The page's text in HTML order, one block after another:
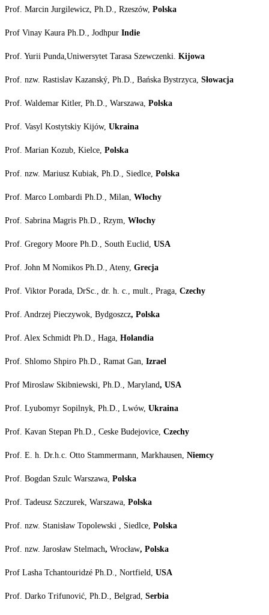
Prof. Marcin Jurgilewicz, Ph.D., Rzeszów, Polska
Prof Vinay Kaura Ph.D., Jodhpur Indie
Prof. Yurii Punda,Uniwersytet Tarasa Szewczenki. Kijowa
Prof. nzw. Rastislav Kazanský, Ph.D., Bańska Bystrzyca, Słowacja
Prof. Waldemar Kitler, Ph.D., Warszawa, Polska
Prof. Vasyl Kostytskiy Kijów, Ukraina
Prof. Marian Kozub, Kielce, Polska
Prof. nzw. Mariusz Kubiak, Ph.D., Siedlce, Polska
Prof. Marco Lombardi Ph.D., Milan, Włochy
Prof. Sabrina Magris Ph.D., Rzym, Włochy
Prof. Gregory Moore Ph.D., South Euclid, USA
Prof. John M Nomikos Ph.D., Ateny, Grecja
Prof. Viktor Porada, DrSc., dr. h. c., mult., Praga, Czechy
Prof. Andrzej Pieczywok, Bydgoszcz, Polska
Prof. Alex Schmidt Ph.D., Haga, Holandia
Prof. Shlomo Shpiro Ph.D., Ramat Gan, Izrael
Prof Miroslaw Skibniewski, Ph.D., Maryland, USA
Prof. Lyubomyr Sopilnyk, Ph.D., Lwów, Ukraina
Prof. Kavan Stepan Ph.D., Ceske Budejovice, Czechy
Prof. E. h. Dr.h.c. Otto Stammermann, Markhausen, Niemcy
Prof. Bogdan Szulc Warszawa, Polska
Prof. Tadeusz Szczurek, Warszawa, Polska
Prof. nzw. Stanisław Topolewski , Siedlce, Polska
Prof. nzw. Jarosław Stelmach, Wrocław, Polska
Prof Lasha Tchantouridzé Ph.D., Nortfield, USA
Prof. Darko Trifunović, Ph.D., Belgrad, Serbia